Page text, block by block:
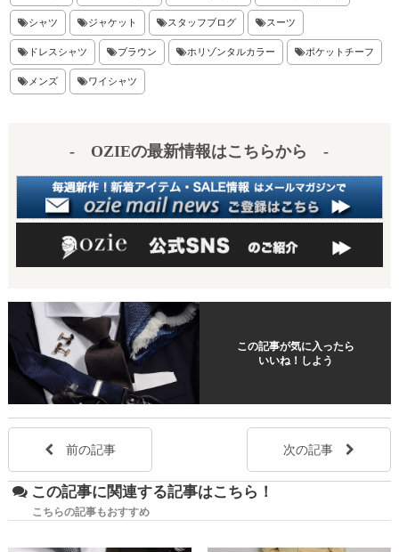
es
t
a
シャツ ジャケット スタッフブログ スーツ
ドレスシャツ ブラウン ホリゾンタルカラー ポケットチーフ
メンズ ワイシャツ
- OZIEの最新情報はこちらから -
この記事が気に入ったら
いいね！しよう
前の記事 次の記事
この記事に関連する記事はこちら！
こちらの記事もおすすめ